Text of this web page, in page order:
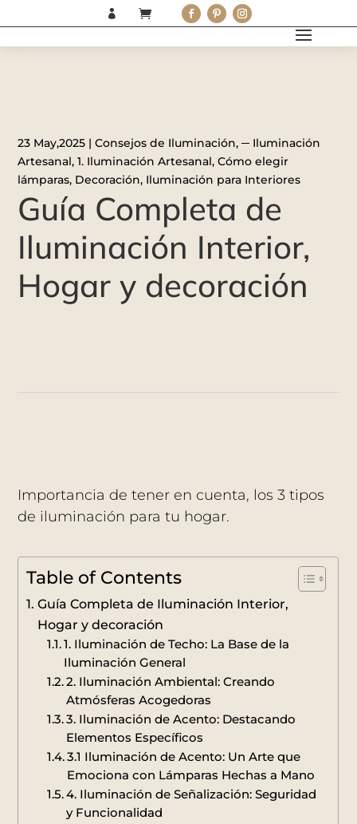
 
23 May,2025 |Consejos de Iluminación,─ Iluminación
Artesanal,1. Iluminación Artesanal,Cómo elegir
lámparas, Decoración, Iluminación para Interiores
Guía Completa de
Iluminación Interior,
Hogar y decoración
Importancia de tener en cuenta, los 3 tipos
de iluminación para tu hogar.
Table of Contents
Guía Completa de Iluminación Interior,
Hogar y decoración
1. Iluminación de Techo: La Base de la
Iluminación General
2. Iluminación Ambiental: Creando
Atmósferas Acogedoras
3. Iluminación de Acento: Destacando
Elementos Específicos
3.1 Iluminación de Acento: Un Arte que
Emociona con Lámparas Hechas a Mano
4. Iluminación de Señalización: Seguridad
y Funcionalidad